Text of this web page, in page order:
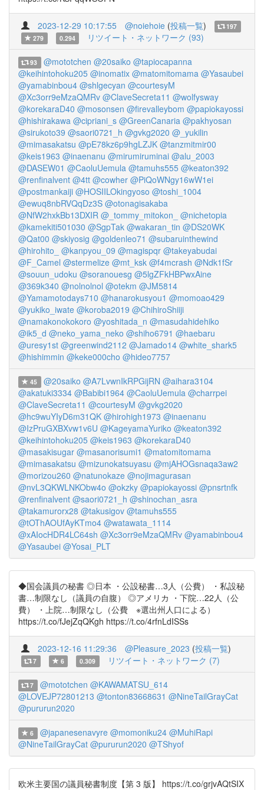
2023-12-29 10:17:55 @noiehoie (投稿一覧)
197
279
0.294 リツイート・ネットワーク (93)
93 @mototchen @20saiko @tapiocapanna
@keihintohoku205 @inomatix @matomitomama @Yasaubei
@yamabinbou4 @shlgecyan @courtesyM
@Xc3orr9eMzaQMRv @ClaveSecreta11 @wolfysway
@korekaraD40 @mosonsen @firevalleybom @papiokayossi
@hishirakawa @cipriani_s @GreenCanaria @pakhyosan
@sirukoto39 @saori0721_h @gvkg2020 @_yukilin
@mimasakatsu @pE78kz6p9hgLZJK @tanzmitmir00
@keis1963 @inaenanu @mirumiruminai @alu_2003
@DASEW01 @CaoluUemula @tamuhs555 @keaton392
@renfinalvent @4tt @cowher @PiQoWNgy16wW1ei
@postmankaiji @HOSIILOkingyoso @toshi_1004
@ewuq8nbRVQqDz3S @otonagisakaba
@NfW2hxkBb13DXIR @_tommy_mitokon_
@nichetopia
@kamekiti501030 @SgpTak @wakaran_tin @DS20WK
@Qat00 @skiyosig @goldenleo71 @subaruinthewind
@hirohito_
@kanpyou_09 @magispqr @takeyabudai
@F_Camel @stermelize @mt_ksk @f4mcrash @Ndk1fSr
@souun_udoku @soranouesg @5lgZFkHBPwxAine
@369k340 @nolnolnol @otekm @JM5814
@Yamamotodays710 @hanarokusyou1 @momoao429
@yukiko_iwate @koroba2019 @ChihiroShiiji
@namakonokokoro @yoshitada_n @masudahidehiko
@ik5_d @neko_yama_neko @shiho6791 @haebaru
@uresy1st @greenwind2112 @Jamado14 @white_shark5
@hishimmin @keke000cho @hideo7757
45 @20saiko @A7LvwnIkRPGijRN @aihara3104
@akatuki3334 @Babibi1964 @CaoluUemula @charrpei
@ClaveSecreta11 @courtesyM @gvkg2020
@hc9wuYIyD6m31QK @hirohigh1973 @inaenanu
@IzPruGXBXvw1v6U @KageyamaYuriko @keaton392
@keihintohoku205 @keis1963 @korekaraD40
@masakisugar @masanorisumi1 @matomitomama
@mimasakatsu @mizunokatsuyasu @mjAHOGsnaqa3aw2
@morizou260 @natunokaze @nojimagurasan
@nvL3QKWLNKObw4o @okzky @papiokayossi @pnsrtnfk
@renfinalvent @saori0721_h @shinochan_asra
@takamurorx28 @takusigov @tamuhs555
@tOThAOUfAyKTmo4 @watawata_1114
@xAIocHDR4LC64sh @Xc3orr9eMzaQMRv @yamabinbou4
@Yasaubei @Yosai_PLT
◆国会議員の秘書 ◎日本 ・公設秘書…3人（公費） ・私設秘
書…制限なし（議員の自腹） ◎アメリカ ・下院…22人（公
費） ・上院…制限なし（公費 ※選出州人口による）
https://t.co/fJejZqQKgh https://t.co/4rfnLdISSs
2023-12-16 11:29:36 @Pleasure_2023 (投稿一覧)
7 6 0.309 リツイート・ネットワーク (7)
7 @mototchen @KAWAMATSU_614
@LOVEJP72801213 @tonton83668631 @NineTailGrayCat
@pururun2020
6 @japanesenavyre @momoniku24 @MuhiRapi
@NineTailGrayCat @pururun2020 @TShyof
欧米主要国の議員秘書制度【第 3 版】 https://t.co/grjvAQtSIX